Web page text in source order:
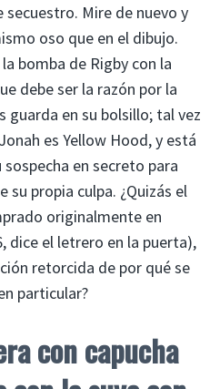
Mire de nuevo y
oso que en el dibujo.
bomba de Rigby con la
debe ser la razón por la
guarda en su bolsillo; tal vez
es Yellow Hood, y está
en secreto para
su propia culpa. ¿Quizás el
originalmente en
dice el letrero en la puerta),
retorcida de por qué se
particular?
con capucha